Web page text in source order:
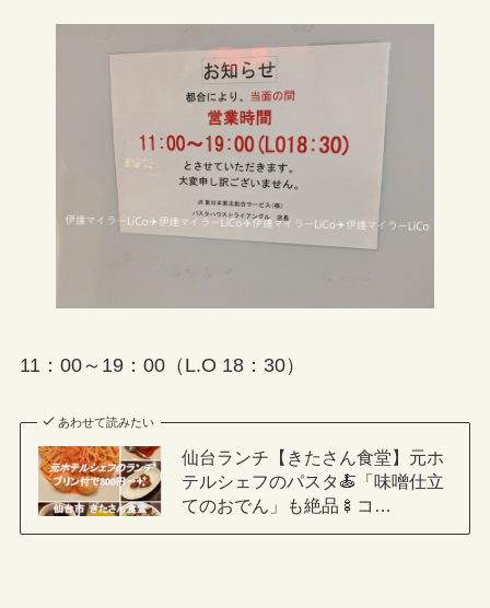
11：00～19：00（L.O 18：30）
あわせて読みたい
仙台ランチ【きたさん食堂】元ホ
テルシェフのパスタ🍝「味噌仕立
てのおでん」も絶品🍢コ…